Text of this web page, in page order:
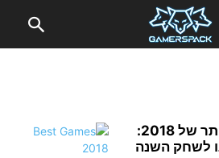
המשחקים הטובים ביותר של 2018: